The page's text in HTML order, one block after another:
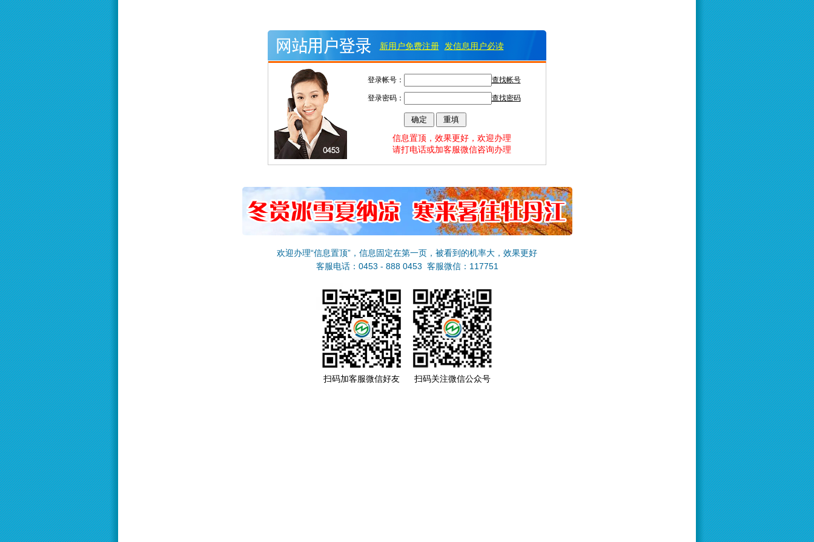
新用户免费注册 发信息用户必读
登录帐号： 查找帐号
登录密码： 查找密码
信息置顶，效果更好，欢迎办理
请打电话或加客服微信咨询办理
欢迎办理“信息置顶”，信息固定在第一页，被看到的机率大，效果更好
客服电话：0453 - 888 0453 客服微信：117751
扫码加客服微信好友 扫码关注微信公众号